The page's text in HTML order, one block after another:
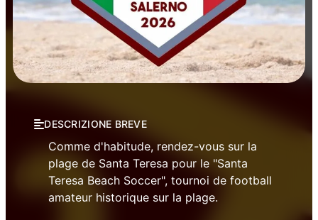
DESCRIZIONE BREVE
Comme d'habitude, rendez-vous sur la
plage de Santa Teresa pour le "Santa
Teresa Beach Soccer", tournoi de football
amateur historique sur la plage.